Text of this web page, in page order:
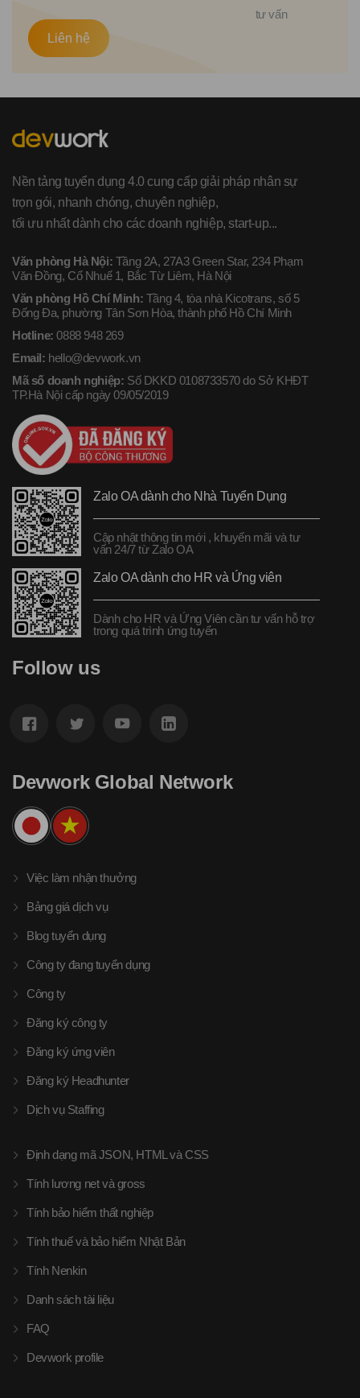
Liên hệ
tư vấn
Nền tảng tuyển dụng 4.0 cung cấp giải pháp nhân sự
trọn gói, nhanh chóng, chuyên nghiệp,
tối ưu nhất dành cho các doanh nghiệp, start-up...
Văn phòng Hà Nội: Tầng 2A, 27A3 Green Star, 234 Phạm
Văn Đồng, Cổ Nhuế 1, Bắc Từ Liêm, Hà Nội
Văn phòng Hồ Chí Minh: Tầng 4, tòa nhà Kicotrans, số 5
Đống Đa, phường Tân Sơn Hòa, thành phố Hồ Chí Minh
Hotline: 0888 948 269
Email: hello@devwork.vn
Mã số doanh nghiệp: Số DKKD 0108733570 do Sở KHĐT
TP.Hà Nội cấp ngày 09/05/2019
Zalo OA dành cho Nhà Tuyển Dụng
Cập nhật thông tin mới , khuyến mãi và tư
vấn 24/7 từ Zalo OA
Zalo OA dành cho HR và Ứng viên
Dành cho HR và Ứng Viên cần tư vấn hỗ trợ
trong quá trình ứng tuyển
Follow us
Devwork Global Network
Việc làm nhận thưởng
Bảng giá dịch vụ
Blog tuyển dụng
Công ty đang tuyển dụng
Công ty
Đăng ký công ty
Đăng ký ứng viên
Đăng ký Headhunter
Dịch vụ Staffing
Định dạng mã JSON, HTML và CSS
Tính lương net và gross
Tính bảo hiểm thất nghiệp
Tính thuế và bảo hiểm Nhật Bản
Tính Nenkin
Danh sách tài liệu
FAQ
Devwork profile